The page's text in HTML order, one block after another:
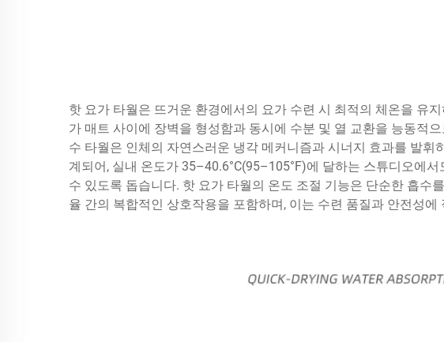
핫 요가 타월은 뜨거운 환경에서의 요가 수련 시 최적의 체온을 유
가 매트 사이에 장벽을 형성함과 동시에 수분 및 열 교환을 능동적
수 타월은 인체의 자연스러운 냉각 메커니즘과 시너지 효과를 발휘
계되어, 실내 온도가 35–40.6°C(95–105°F)에 달하는 스튜디오에
수 있도록 돕습니다. 핫 요가 타월의 온도 조절 기능은 단순한 흡수
율 간의 복합적인 상호작용을 포함하며, 이는 수련 품질과 안전성에